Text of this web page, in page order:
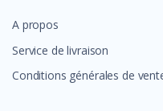
A propos
Service de livraison
Conditions générales de